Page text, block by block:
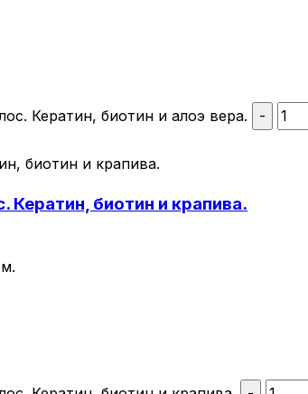
Кератин, биотин и алоэ вера.
-
биотин и крапива.